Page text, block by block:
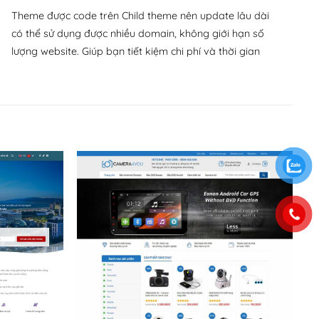
Theme được code trên Child theme nên update lâu dài
có thể sử dụng được nhiều domain, không giới hạn số
lượng website. Giúp bạn tiết kiệm chi phí và thời gian